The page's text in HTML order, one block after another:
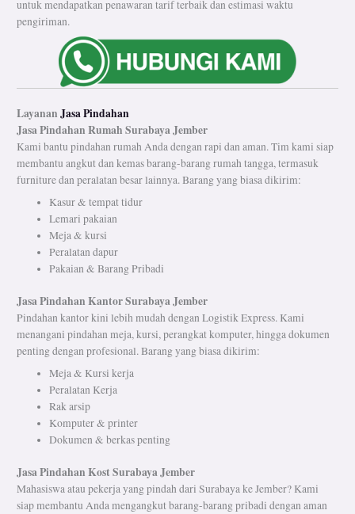
untuk mendapatkan penawaran tarif terbaik dan estimasi waktu
pengiriman.
LayananJasa Pindahan
Jasa Pindahan RumahSurabaya Jember
Kami bantu pindahan rumah Anda dengan rapi dan aman. Tim kami siap
membantu angkut dan kemas barang-barang rumah tangga, termasuk
furniture dan peralatan besar lainnya. Barang yang biasa dikirim:
Kasur & tempat tidur
Lemari pakaian
Meja & kursi
Peralatan dapur
Pakaian & Barang Pribadi
Jasa Pindahan Kantor Surabaya Jember
Pindahan kantor kini lebih mudah dengan Logistik Express. Kami
menangani pindahan meja, kursi, perangkat komputer, hingga dokumen
penting dengan profesional. Barang yang biasa dikirim:
Meja & Kursi kerja
Peralatan Kerja
Rak arsip
Komputer & printer
Dokumen & berkas penting
Jasa Pindahan Kost Surabaya Jember
Mahasiswa atau pekerja yang pindah dari Surabaya ke Jember? Kami
siap membantu Anda mengangkut barang-barang pribadi dengan aman